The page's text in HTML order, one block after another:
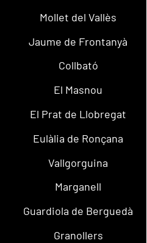
Mollet del Vallès
Jaume de Frontanyà
Collbató
El Masnou
El Prat de Llobregat
Eulàlia de Ronçana
Vallgorguina
Marganell
Guardiola de Berguedà
Granollers